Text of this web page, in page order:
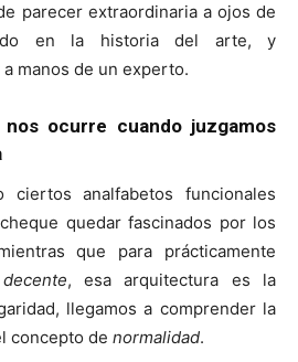
parecer extraordinaria a ojos de
en la historia del arte, y
manos de un experto.
ocurre cuando juzgamos
ciertos analfabetos funcionales
quedar fascinados por los
que para prácticamente
decente, esa arquitectura es la
llegamos a comprender la
concepto de normalidad.